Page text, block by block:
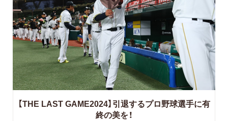
【THE LAST GAME2024】引退するプロ野球選手に有
終の美を！